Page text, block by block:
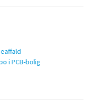
i PCB-bolig